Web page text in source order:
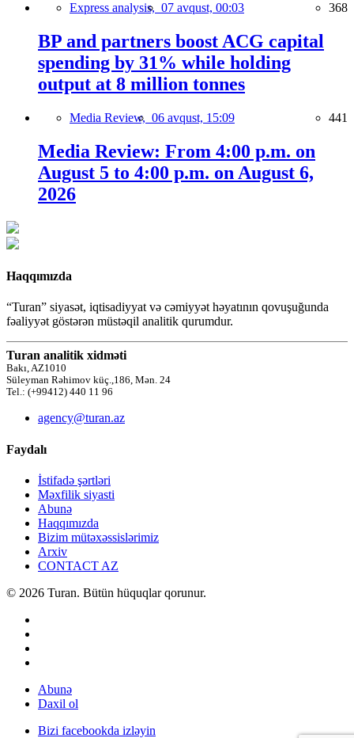
Express analysis, 07 avqust, 00:03 368
BP and partners boost ACG capital
spending by 31% while holding
output at 8 million tonnes
Media Review, 06 avqust, 15:09 441
Media Review: From 4:00 p.m. on
August 5 to 4:00 p.m. on August 6,
2026
Haqqımızda
“Turan” siyasət, iqtisadiyyat və cəmiyyət həyatının qovuşuğunda
fəaliyyət göstərən müstəqil analitik qurumdur.
Turan analitik xidməti
Bakı, AZ1010
Süleyman Rəhimov küç.,186, Mən. 24
Tel.: (+99412) 440 11 96
agency@turan.az
Faydalı
İstifadə şərtləri
Məxfilik siyasti
Abunə
Haqqımızda
Bizim mütəxəssislərimiz
Arxiv
CONTACT AZ
© 2026 Turan. Bütün hüquqlar qorunur.
Abunə
Daxil ol
Bizi facebookda izləyin